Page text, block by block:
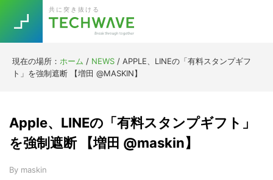
primary
navigation
main
content
primary
sidebar
footer
共に突き抜ける
現在の場所： ホーム / NEWS / APPLE、LINEの「有料スタンプギフ
ト」を強制遮断 【増田 @MASKIN】
Apple、LINEの「有料スタンプギフト」
を強制遮断 【増田 @maskin】
By maskin
TOPICS
Trend 今話題の注目キーワード
5G Asana テレワーク